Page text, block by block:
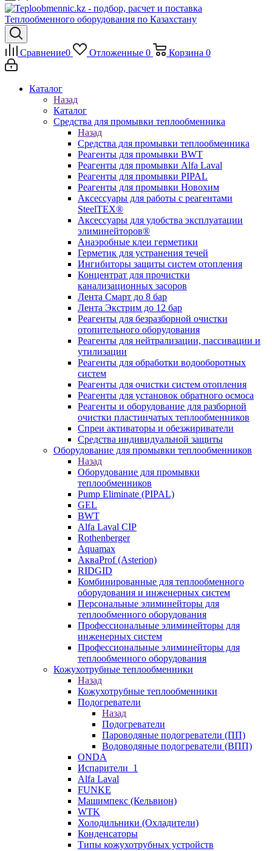
Сравнение0 Отложенные 0 Корзина 0
Каталог
Назад
Каталог
Средства для промывки теплообменника
Назад
Средства для промывки теплообменника
Реагенты для промывки BWT
Реагенты для промывки Alfa Laval
Реагенты для промывки PIPAL
Реагенты для промывки Новохим
Аксессуары для работы с реагентами
SteelTEX®
Аксессуары для удобства эксплуатации
элиминейторов®
Анаэробные клеи герметики
Герметик для устранения течей
Ингибиторы защиты систем отопления
Концентрат для прочистки
канализационных засоров
Лента Смарт до 8 бар
Лента Экстрим до 12 бар
Реагенты для безразборной очистки
отопительного оборудования
Реагенты для нейтрализации, пассивации и
утилизации
Реагенты для обработки водооборотных
систем
Реагенты для очистки систем отопления
Реагенты для установок обратного осмоса
Реагенты и оборудование для разборной
очистки пластинчатых теплообменников
Спреи активаторы и обезжириватели
Средства индивидуальной защиты
Оборудование для промывки теплообменников
Назад
Оборудование для промывки
теплообменников
Pump Eliminate (PIPAL)
GEL
BWT
Alfa Laval CIP
Rothenberger
Aquamax
АкваProf (Asterion)
RIDGID
Комбинированные для теплообменного
оборудования и инженерных систем
Персональные элиминейторы для
теплообменного оборудования
Профессиональные элиминейторы для
инженерных систем
Профессиональные элиминейторы для
теплообменного оборудования
Кожухотрубные теплообменники
Назад
Кожухотрубные теплообменники
Подогреватели
Назад
Подогреватели
Пароводяные подогреватели (ПП)
Водоводяные подогреватели (ВПП)
ONDA
Испарители_1
Alfa Laval
FUNKE
Машимпекс (Кельвион)
WTK
Холодильники (Охладители)
Конденсаторы
Типы кожухотрубных устройств